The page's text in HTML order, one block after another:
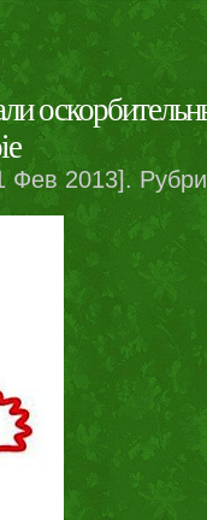
Фев 2013].